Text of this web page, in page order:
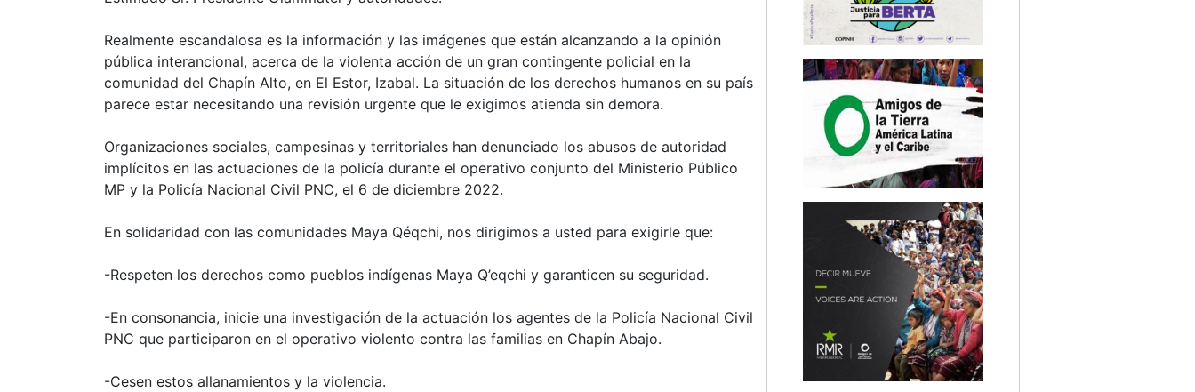
Realmente escandalosa es la información y las imágenes que están alcanzando a la opinión
pública interancional, acerca de la violenta acción de un gran contingente policial en la
comunidad del Chapín Alto, en El Estor, Izabal. La situación de los derechos humanos en su país
parece estar necesitando una revisión urgente que le exigimos atienda sin demora.
Organizaciones sociales, campesinas y territoriales han denunciado los abusos de autoridad
implícitos en las actuaciones de la policía durante el operativo conjunto del Ministerio Público
MP y la Policía Nacional Civil PNC, el 6 de diciembre 2022.
En solidaridad con las comunidades Maya Qéqchi, nos dirigimos a usted para exigirle que:
-Respeten los derechos como pueblos indígenas Maya Q’eqchi y garanticen su seguridad.
-En consonancia, inicie una investigación de la actuación los agentes de la Policía Nacional Civil
PNC que participaron en el operativo violento contra las familias en Chapín Abajo.
-Cesen estos allanamientos y la violencia.